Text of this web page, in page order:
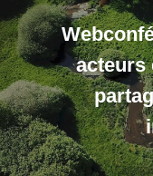
acteurs